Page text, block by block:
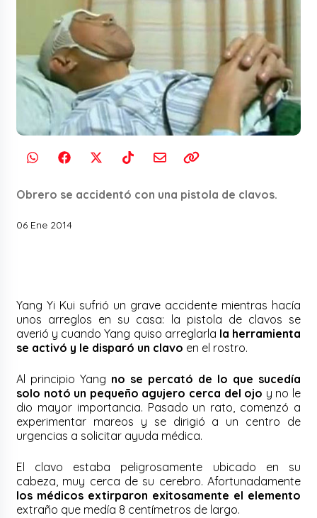
Obrero se accidentó con una pistola de clavos.
06 Ene 2014
Yang Yi Kui sufrió un grave accidente mientras hacía
unos arreglos en su casa: la pistola de clavos se
averió y cuando Yang quiso arreglarla la herramienta
se activó y le disparó un clavo en el rostro.
Al principio Yang no se percató de lo que sucedía
solo notó un pequeño agujero cerca del ojo y no le
dio mayor importancia. Pasado un rato, comenzó a
experimentar mareos y se dirigió a un centro de
urgencias a solicitar ayuda médica.
El clavo estaba peligrosamente ubicado en su
cabeza, muy cerca de su cerebro. Afortunadamente
los médicos extirparon exitosamente el elemento
extraño que medía 8 centímetros de largo.